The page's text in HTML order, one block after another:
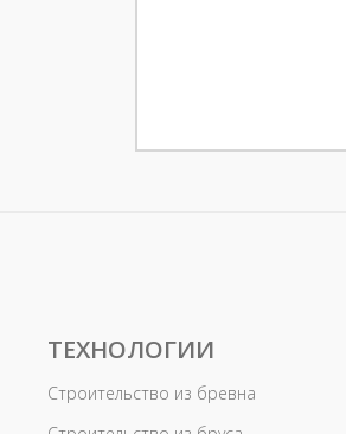
ТЕХНОЛОГИИ
Строительство из бревна